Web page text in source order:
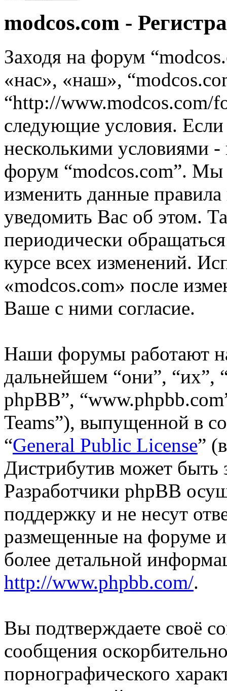
modcos.com -
Заходя на форум
«нас», «наш»,
“http://www.modcos.com/
следующие условия.
несколькими условиями -
форум “modcos.com”. Мы
изменить данные
уведомить Вас об этом.
периодически
курсе всех изменений.
«modcos.com» после
Ваше с ними согласие.
Наши форумы работают
дальнейшем “они”, “их”,
phpBB”,
Teams”), выпущенной в
“General Public License”
Дистрибутив может быть
Разработчики phpBB
поддержку и не несут
размещенные на форуме
более детальной
http://www.phpbb.com/.
Вы подтверждаете своё
сообщения
порнографического